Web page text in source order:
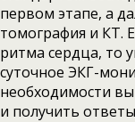
первом этапе, а
томография и КТ.
ритма сердца, то
суточное ЭКГ-
необходимости
и получить